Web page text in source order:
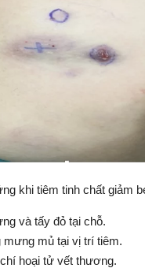
khi tiêm tinh chất giảm
và tấy đỏ tại chỗ.
mưng mủ tại vị trí tiêm.
hoại tử vết thương.